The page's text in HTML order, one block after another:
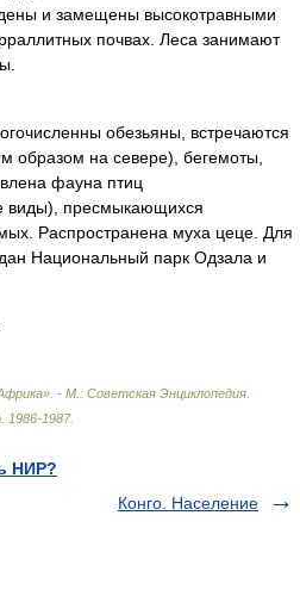
и замещены высокотравными
почвах. Леса занимают
обезьяны, встречаются
образом на севере), бегемоты,
фауна птиц
виды), пресмыкающихся
Распространена муха цеце. Для
Национальный парк Одзала и
- М.: Советская Энциклопедия
1986-1987.
НИР?
Конго. Население